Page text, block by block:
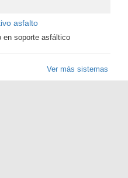
asfalto
en soporte asfáltico
Ver más sistemas